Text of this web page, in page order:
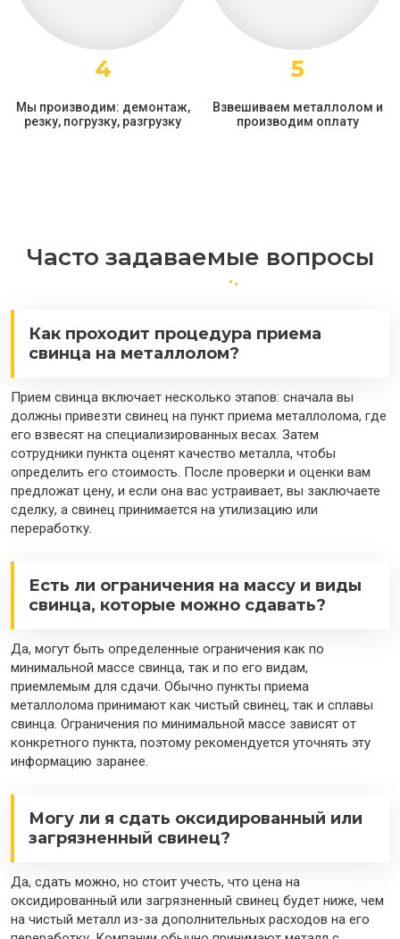
4
Мы производим: демонтаж,
резку, погрузку, разгрузку
5
Взвешиваем металлолом и
производим оплату
Часто задаваемые вопросы
Как проходит процедура приема
свинца на металлолом?
Прием свинца включает несколько этапов: сначала вы
должны привезти свинец на пункт приема металлолома, где
его взвесят на специализированных весах. Затем
сотрудники пункта оценят качество металла, чтобы
определить его стоимость. После проверки и оценки вам
предложат цену, и если она вас устраивает, вы заключаете
сделку, а свинец принимается на утилизацию или
переработку.
Есть ли ограничения на массу и виды
свинца, которые можно сдавать?
Да, могут быть определенные ограничения как по
минимальной массе свинца, так и по его видам,
приемлемым для сдачи. Обычно пункты приема
металлолома принимают как чистый свинец, так и сплавы
свинца. Ограничения по минимальной массе зависят от
конкретного пункта, поэтому рекомендуется уточнять эту
информацию заранее.
Могу ли я сдать оксидированный или
загрязненный свинец?
Да, сдать можно, но стоит учесть, что цена на
оксидированный или загрязненный свинец будет ниже, чем
на чистый металл из-за дополнительных расходов на его